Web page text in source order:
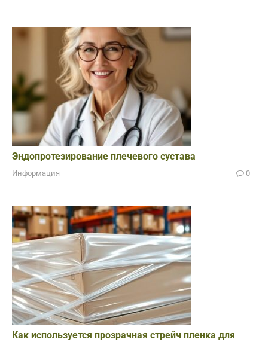
Эндопротезирование плечевого сустава
Информация 0
Как используется прозрачная стрейч пленка для